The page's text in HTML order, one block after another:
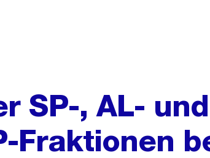
SP-, AL-
Fraktionen